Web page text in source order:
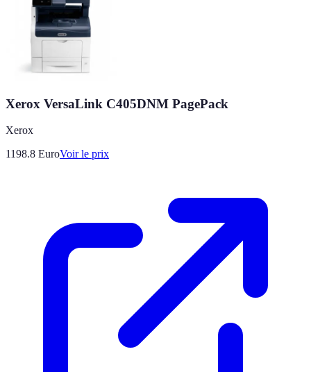
Xerox VersaLink C405DNM PagePack
Xerox
1198.8 EuroVoir le prix